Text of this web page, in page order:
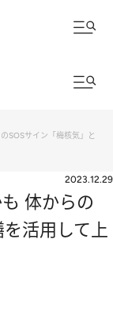
SOSサイン「梅核気」と
2023.12.29
体からの
活用して上